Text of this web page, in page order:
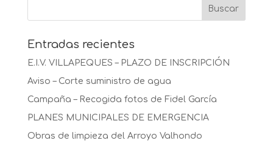
Entradas recientes
E.I.V. VILLAPEQUES – PLAZO DE INSCRIPCIÓN
Aviso – Corte suministro de agua
Campaña – Recogida fotos de Fidel García
PLANES MUNICIPALES DE EMERGENCIA
Obras de limpieza del Arroyo Valhondo